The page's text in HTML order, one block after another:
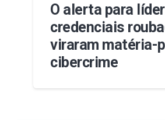
O alerta para
credenciais
viraram matéria-
cibercrime